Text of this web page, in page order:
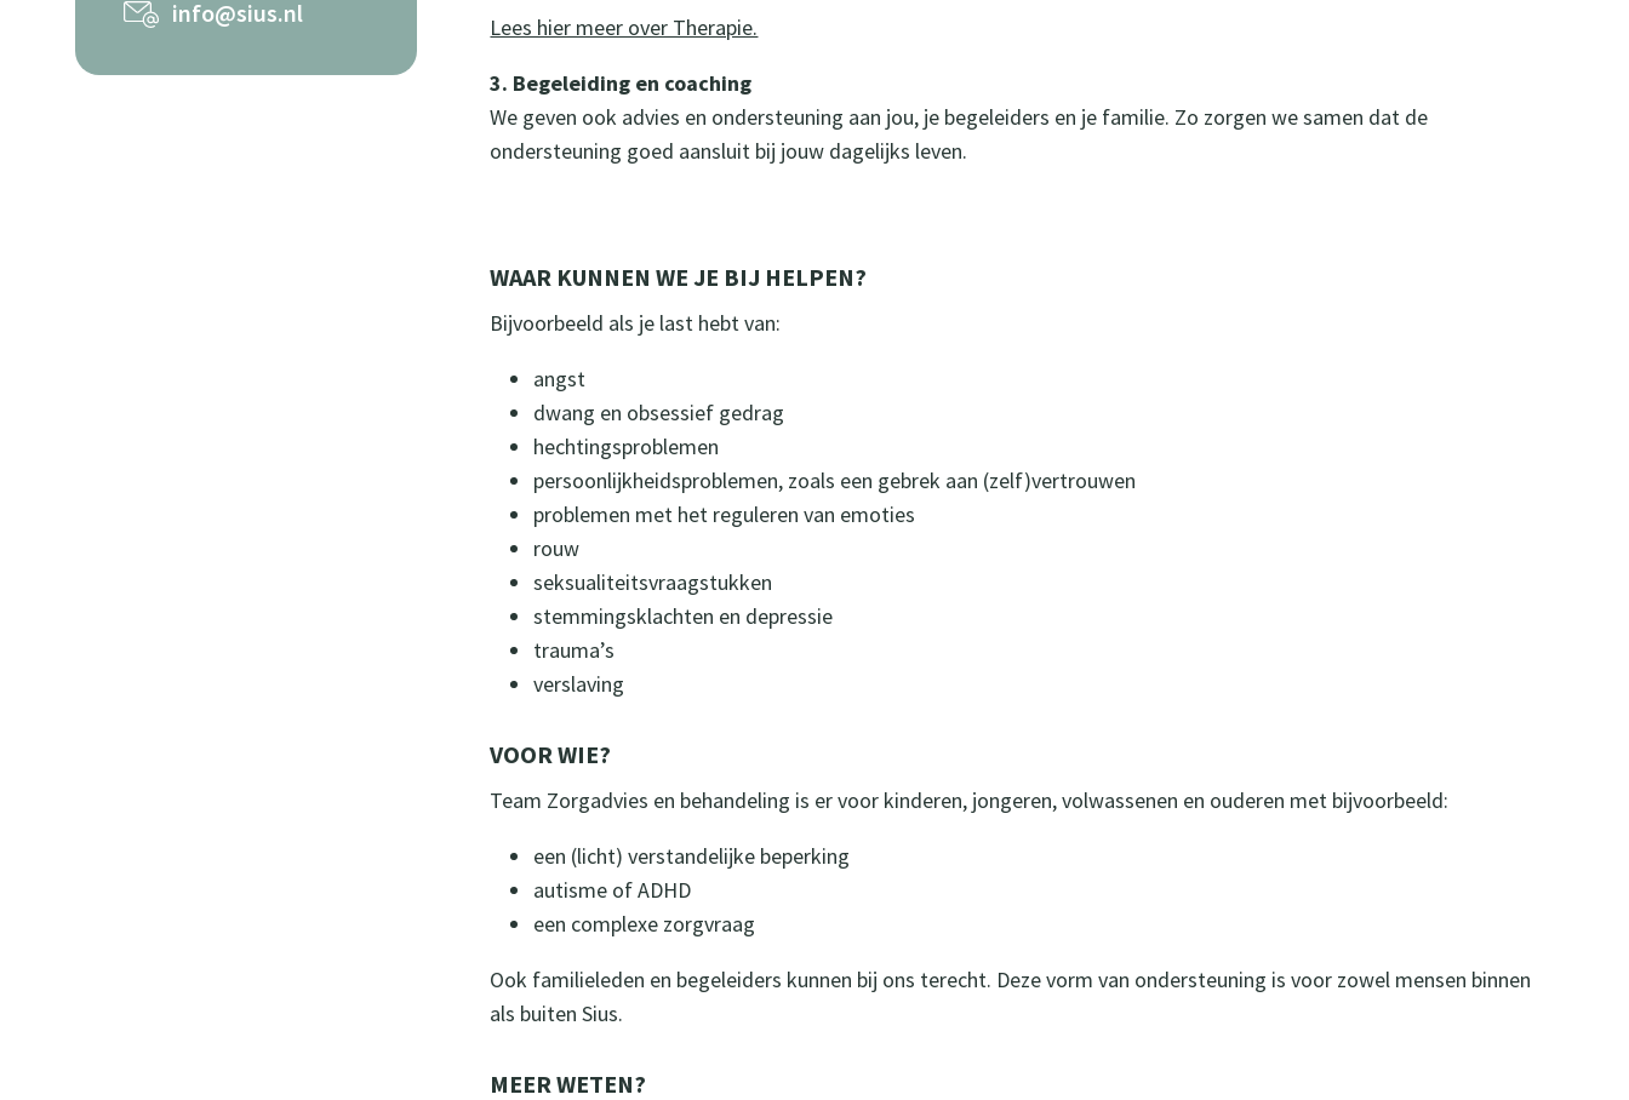
info@sius.nl
Lees hier meer over Therapie.
3. Begeleiding en coaching
We geven ook advies en ondersteuning aan jou, je begeleiders en je familie. Zo zorgen we samen dat de
ondersteuning goed aansluit bij jouw dagelijks leven.
WAAR KUNNEN WE JE BIJ HELPEN?
Bijvoorbeeld als je last hebt van:
angst
dwang en obsessief gedrag
hechtingsproblemen
persoonlijkheidsproblemen, zoals een gebrek aan (zelf)vertrouwen
problemen met het reguleren van emoties
rouw
seksualiteitsvraagstukken
stemmingsklachten en depressie
trauma’s
verslaving
VOOR WIE?
Team Zorgadvies en behandeling is er voor kinderen, jongeren, volwassenen en ouderen met bijvoorbeeld:
een (licht) verstandelijke beperking
autisme of ADHD
een complexe zorgvraag
Ook familieleden en begeleiders kunnen bij ons terecht. Deze vorm van ondersteuning is voor zowel mensen binnen
als buiten Sius.
MEER WETEN?